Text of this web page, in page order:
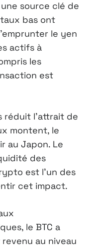
source clé de
bas ont
le yen
actifs à
les
est
réduit l’attrait de
montent, le
au Japon. Le
des
est l’un des
cet impact.
le BTC a
au niveau